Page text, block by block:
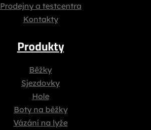
Prodejny a testcentra
Kontakty
Produkty
Běžky
Sjezdovky
Hole
Boty na běžky
Vázání na lyže